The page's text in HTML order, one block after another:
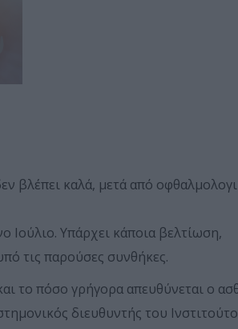
βλέπει καλά, μετά από
Ιούλιο. Υπάρχει κάποια βελτίωση,
τις παρούσες συνθήκες.
το πόσο γρήγορα απευθύνεται ο
διευθυντής του